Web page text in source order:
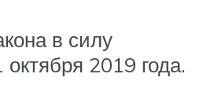
в силу
2019 года.